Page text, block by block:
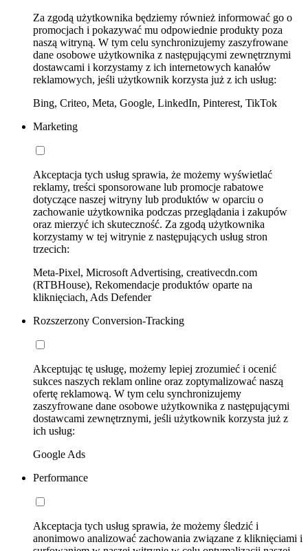
Za zgodą użytkownika będziemy również informować go o
promocjach i pokazywać mu odpowiednie produkty poza
naszą witryną. W tym celu synchronizujemy zaszyfrowane
dane osobowe użytkownika z następującymi zewnętrznymi
dostawcami i korzystamy z ich internetowych kanałów
reklamowych, jeśli użytkownik korzysta już z ich usług:
Bing, Criteo, Meta, Google, LinkedIn, Pinterest, TikTok
Marketing
Akceptacja tych usług sprawia, że możemy wyświetlać
reklamy, treści sponsorowane lub promocje rabatowe
dotyczące naszej witryny lub produktów w oparciu o
zachowanie użytkownika podczas przeglądania i zakupów
oraz mierzyć ich skuteczność. Za zgodą użytkownika
korzystamy w tej witrynie z następujących usług stron
trzecich:
Meta-Pixel, Microsoft Advertising, creativecdn.com
(RTBHouse), Rekomendacje produktów oparte na
kliknięciach, Ads Defender
Rozszerzony Conversion-Tracking
Akceptując tę usługę, możemy lepiej zrozumieć i ocenić
sukces naszych reklam online oraz zoptymalizować naszą
ofertę reklamową. W tym celu synchronizujemy
zaszyfrowane dane osobowe użytkownika z następującymi
dostawcami zewnętrznymi, jeśli użytkownik korzysta już z
ich usług:
Google Ads
Performance
Akceptacja tych usług sprawia, że możemy śledzić i
anonimowo analizować zachowania związane z kliknięciami i